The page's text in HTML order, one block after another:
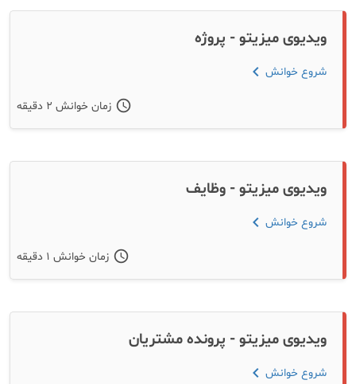
ویدیوی میزیتو - پروژه
شروع خوانش chevron_left
schedule زمان خوانش ۲ دقیقه
ویدیوی میزیتو - وظایف
شروع خوانش chevron_left
schedule زمان خوانش ۱ دقیقه
ویدیوی میزیتو - پرونده مشتریان
شروع خوانش chevron_left